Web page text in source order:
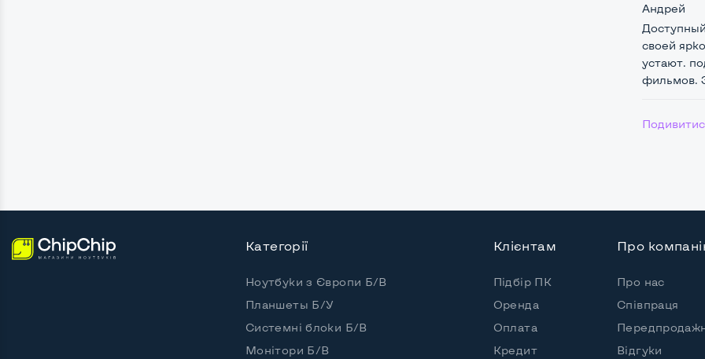
Можливість виводу USB-роз'ємів на монітор
Вбудований
Андрей
своей
устают.
фильмов.
Категорії
Ноутбуки з Європи Б/В
Планшеты Б/У
Системні блоки Б/В
Монітори Б/В
Клієнтам
Підбір ПК
Оренда
Оплата
Кредит
Про
Про нас
Співпраця
Відгуки